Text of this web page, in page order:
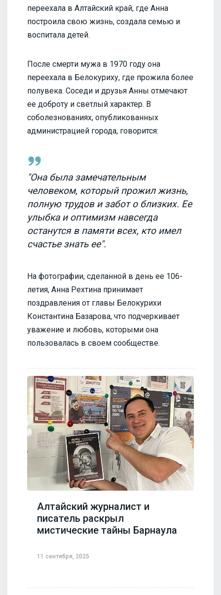
переехала в Алтайский край, где Анна
построила свою жизнь, создала семью и
воспитала детей.
После смерти мужа в 1970 году она
переехала в Белокуриху, где прожила более
полувека. Соседи и друзья Анны отмечают
ее доброту и светлый характер. В
соболезнованиях, опубликованных
администрацией города, говорится:
"Она была замечательным
человеком, который прожил жизнь,
полную трудов и забот о близких. Ее
улыбка и оптимизм навсегда
останутся в памяти всех, кто имел
счастье знать ее".
На фотографии, сделанной в день ее 106-
летия, Анна Рехтина принимает
поздравления от главы Белокурихи
Константина Базарова, что подчеркивает
уважение и любовь, которыми она
пользовалась в своем сообществе.
Алтайский журналист и
писатель раскрыл
мистические тайны Барнаула
11 сентября, 2025